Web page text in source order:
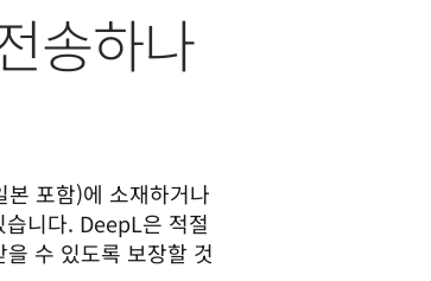
송하나
포함)에 소재하거나
니다. DeepL은 적절
수 있도록 보장할 것